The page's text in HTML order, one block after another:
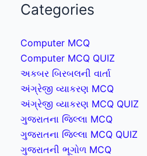
Categories
Computer MCQ
Computer MCQ QUIZ
અકબર બિરબલની વાર્તા
અંગ્રેજી વ્યાકરણ MCQ
અંગ્રેજી વ્યાકરણ MCQ QUIZ
ગુજરાતના જિલ્લા MCQ
ગુજરાતના જિલ્લા MCQ QUIZ
ગુજરાતની ભૂગોળ MCQ